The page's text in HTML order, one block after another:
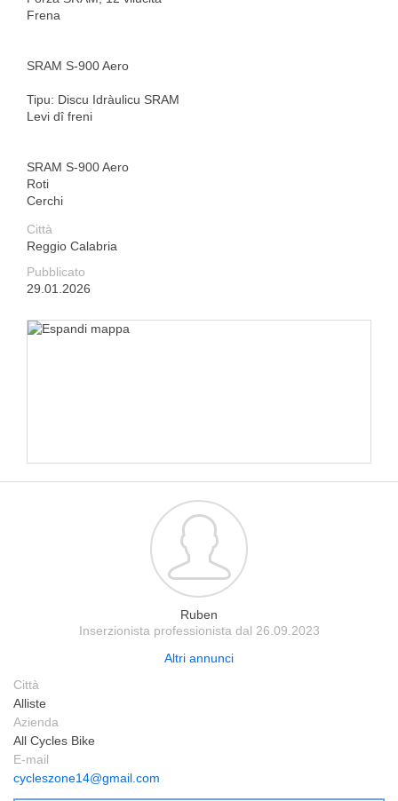
Frena
SRAM S-900 Aero
Tipu: Discu Idràulicu SRAM
Levi dî freni
SRAM S-900 Aero
Roti
Cerchi
Città
Reggio Calabria
Pubblicato
29.01.2026
Ruben
Inserzionista professionista dal 26.09.2023
Altri annunci
Città
Alliste
Azienda
All Cycles Bike
E-mail
cycleszone14@gmail.com